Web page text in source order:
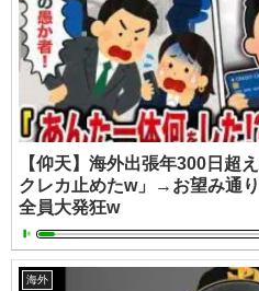
【仰天】海外出張年300日超
クレカ止めたw」→お望み通
全員大発狂w
海外